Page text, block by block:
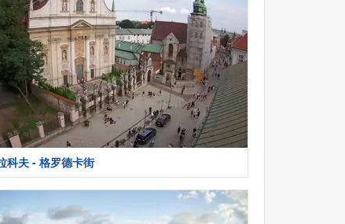
科夫 - 格罗德卡街